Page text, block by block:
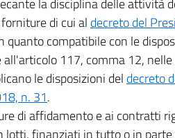
la disciplina delle attività
di cui al decreto del
quanto compatibile con le
117, comma 12,
le disposizioni del decreto
n. 31.
di affidamento e ai contratti
lotti, finanziati in tutto o in